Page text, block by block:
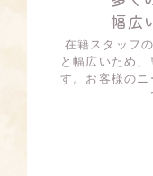
幅広
在籍スタッフ
と幅広いため
す。お客様の